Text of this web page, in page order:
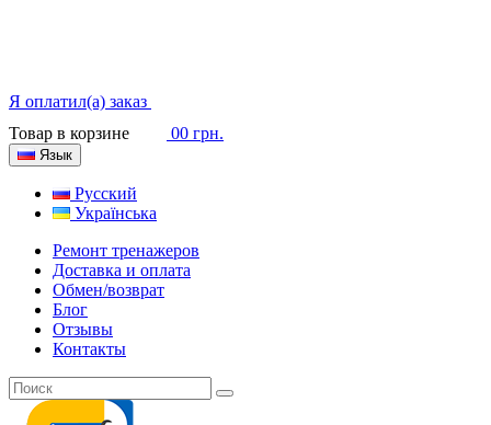
Я оплатил(а) заказ
Товар в корзине
00 грн.
Язык
Русский
Українська
Ремонт тренажеров
Доставка и оплата
Обмен/возврат
Блог
Отзывы
Контакты